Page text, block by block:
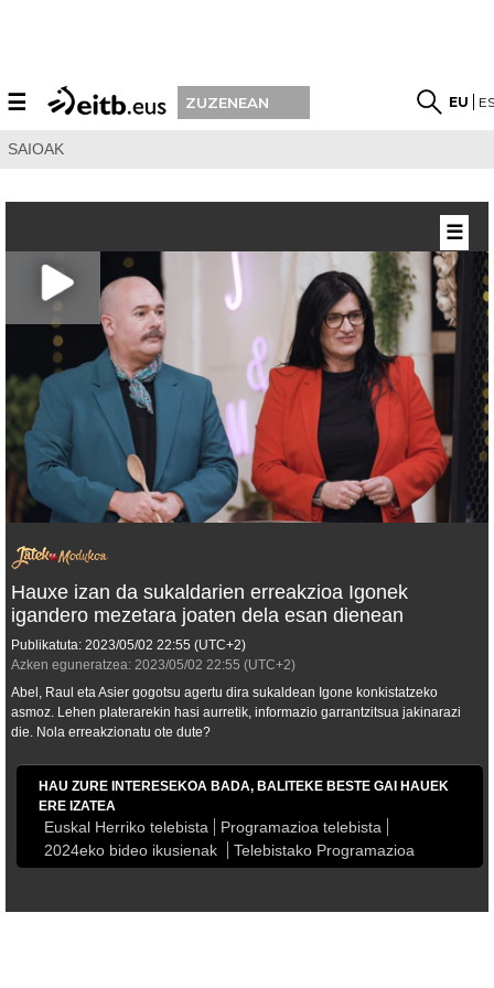
☰ ZUZENEAN EU
SAIOAK
Hauxe izan da sukaldarien erreakzioa Igonek
igandero mezetara joaten dela esan dienean
Publikatuta: 2023/05/02 22:55 (UTC+2)
Azken eguneratzea: 2023/05/02 22:55 (UTC+2)
Abel, Raul eta Asier gogotsu agertu dira sukaldean Igone konkistatzeko
asmoz. Lehen platerarekin hasi aurretik, informazio garrantzitsua jakinarazi
die. Nola erreakzionatu ote dute?
HAU ZURE INTERESEKOA BADA, BALITEKE BESTE GAI HAUEK
ERE IZATEA
Euskal Herriko telebista
Programazioa telebista
2024eko bideo ikusienak
Telebistako Programazioa
☰